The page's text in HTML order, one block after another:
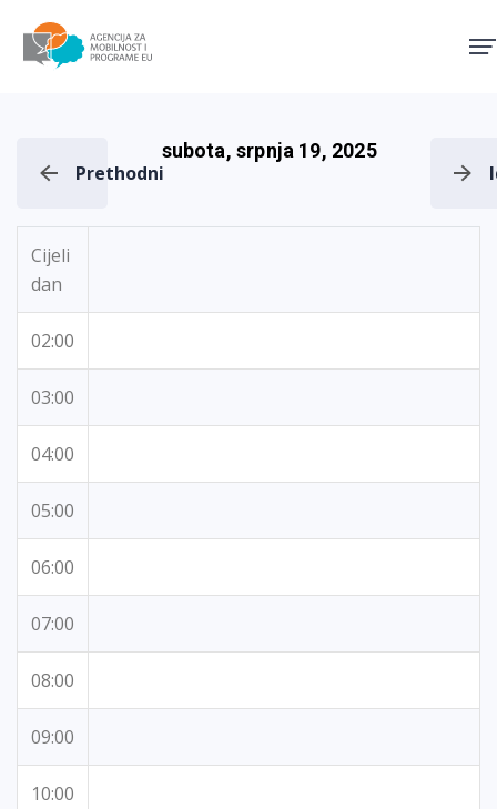
Prethodni
subota, srpnja 19, 2025
Cijeli
dan
02:00
03:00
04:00
05:00
06:00
07:00
08:00
09:00
10:00